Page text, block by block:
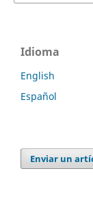
Idioma
English
Español
Enviar un